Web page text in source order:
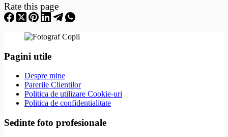
Rate this page
Pagini utile
Despre mine
Parerile Clientilor
Politica de utilizare Cookie-uri
Politica de confidentialitate
Sedinte foto profesionale